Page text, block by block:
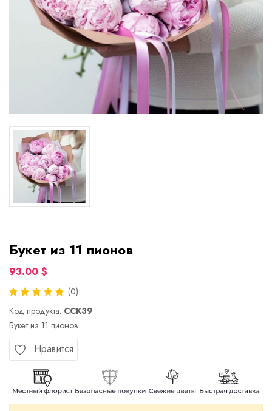
Букет из 11 пионов
93.00 $
(0)
Код продукта: CCK39
Букет из 11 пионов
Нравится